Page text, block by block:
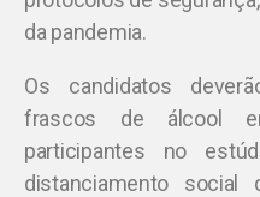
da pandemia.
Os candidatos
frascos de álcool
participantes no
distanciamento